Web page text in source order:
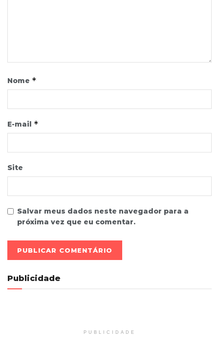
Nome *
E-mail *
Site
Salvar meus dados neste navegador para a
próxima vez que eu comentar.
Publicidade
PUBLICIDADE